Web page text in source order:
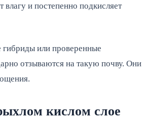
и постепенно подкисляет
гибриды или проверенные
отзываются на такую почву. Они
кислом слое